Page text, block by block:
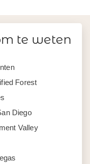
te weten
Forest
Diego
Valley